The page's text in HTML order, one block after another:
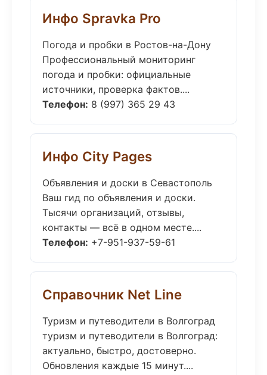
Инфо Spravka Pro
Погода и пробки в Ростов-на-Дону
Профессиональный мониторинг
погода и пробки: официальные
источники, проверка фактов....
Телефон: 8 (997) 365 29 43
Инфо City Pages
Объявления и доски в Севастополь
Ваш гид по объявления и доски.
Тысячи организаций, отзывы,
контакты — всё в одном месте....
Телефон: +7-951-937-59-61
Справочник Net Line
Туризм и путеводители в Волгоград
туризм и путеводители в Волгоград:
актуально, быстро, достоверно.
Обновления каждые 15 минут....